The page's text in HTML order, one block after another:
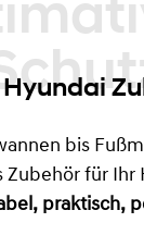
bis
Zubehör für
praktisch,